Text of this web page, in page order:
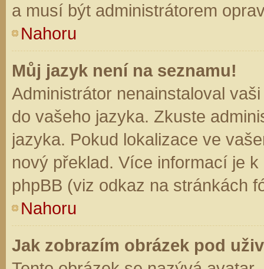
a musí být administrátorem
Nahoru
Můj jazyk není na seznamu!
Administrátor nenainstaloval
do vašeho jazyka. Zkuste
jazyka. Pokud lokalizace ve
nový překlad. Více informací je
phpBB (viz odkaz na stránkách
Nahoru
Jak zobrazím obrázek pod